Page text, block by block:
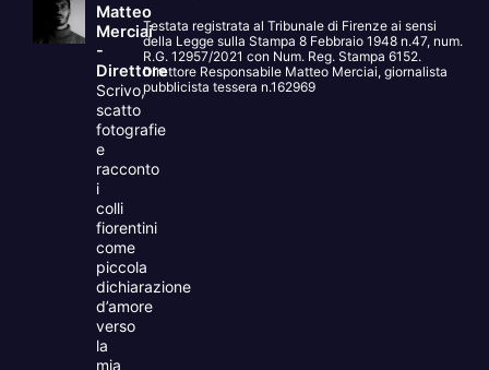
Matteo
Merciai
-
Direttore
Scrivo,
scatto
fotografie
e
racconto
i
colli
fiorentini
come
piccola
dichiarazione
d’amore
verso
la
mia
Testata registrata al Tribunale di Firenze ai sensi
della Legge sulla Stampa 8 Febbraio 1948 n.47, num.
R.G. 12957/2021 con Num. Reg. Stampa 6152.
Direttore Responsabile Matteo Merciai, giornalista
pubblicista tessera n.162969